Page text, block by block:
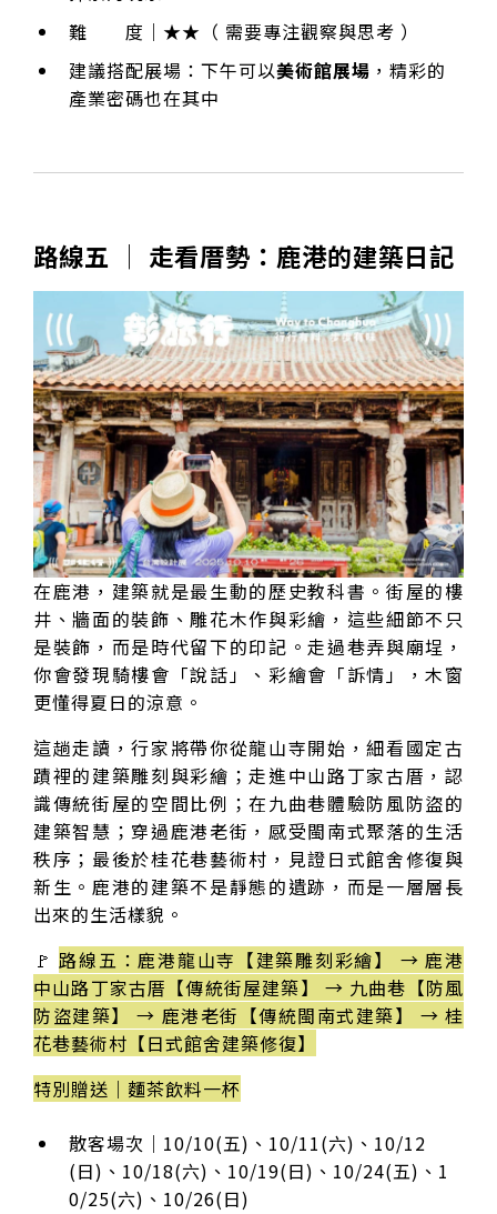
難 度｜★★（ 需要專注觀察與思考 ）
建議搭配展場：下午可以美術館展場 ，精彩的
產業密碼也在其中
路線五 │ 走看厝勢：鹿港的建築日記
在鹿港，建築就是最生動的歷史教科書。街屋的樓
井、牆面的裝飾、雕花木作與彩繪，這些細節不只
是裝飾，而是時代留下的印記。走過巷弄與廟埕，
你會發現騎樓會「說話」、彩繪會「訴情」，木窗
更懂得夏日的涼意。
這趟走讀，行家將帶你從龍山寺開始，細看國定古
蹟裡的建築雕刻與彩繪；走進中山路丁家古厝，認
識傳統街屋的空間比例；在九曲巷體驗防風防盜的
建築智慧；穿過鹿港老街，感受閩南式聚落的生活
秩序；最後於桂花巷藝術村，見證日式館舍修復與
新生。鹿港的建築不是靜態的遺跡，而是一層層長
出來的生活樣貌。
🚩路線五：鹿港龍山寺【建築雕刻彩繪】 → 鹿港
中山路丁家古厝【傳統街屋建築】 → 九曲巷【防風
防盜建築】 → 鹿港老街【傳統閩南式建築】 → 桂
花巷藝術村【日式館舍建築修復】
特別贈送｜麵茶飲料一杯
散客場次｜10/10(五)、10/11(六)、10/12
(日)、10/18(六)、10/19(日)、10/24(五)、1
0/25(六)、10/26(日)